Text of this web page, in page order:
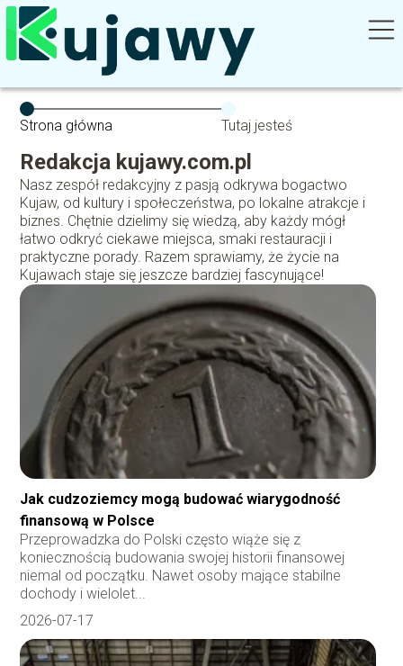
Strona główna Tutaj jesteś
Redakcja kujawy.com.pl
Nasz zespół redakcyjny z pasją odkrywa bogactwo
Kujaw, od kultury i społeczeństwa, po lokalne atrakcje i
biznes. Chętnie dzielimy się wiedzą, aby każdy mógł
łatwo odkryć ciekawe miejsca, smaki restauracji i
praktyczne porady. Razem sprawiamy, że życie na
Kujawach staje się jeszcze bardziej fascynujące!
Jak cudzoziemcy mogą budować wiarygodność
finansową w Polsce
Przeprowadzka do Polski często wiąże się z
koniecznością budowania swojej historii finansowej
niemal od początku. Nawet osoby mające stabilne
dochody i wielolet...
2026-07-17